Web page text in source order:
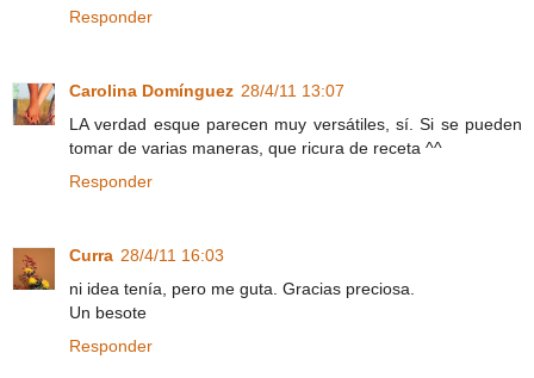
Responder
Carolina Domínguez 28/4/11 13:07
LA verdad esque parecen muy versátiles, sí. Si se pueden
tomar de varias maneras, que ricura de receta ^^
Responder
Curra 28/4/11 16:03
ni idea tenía, pero me guta. Gracias preciosa.
Un besote
Responder